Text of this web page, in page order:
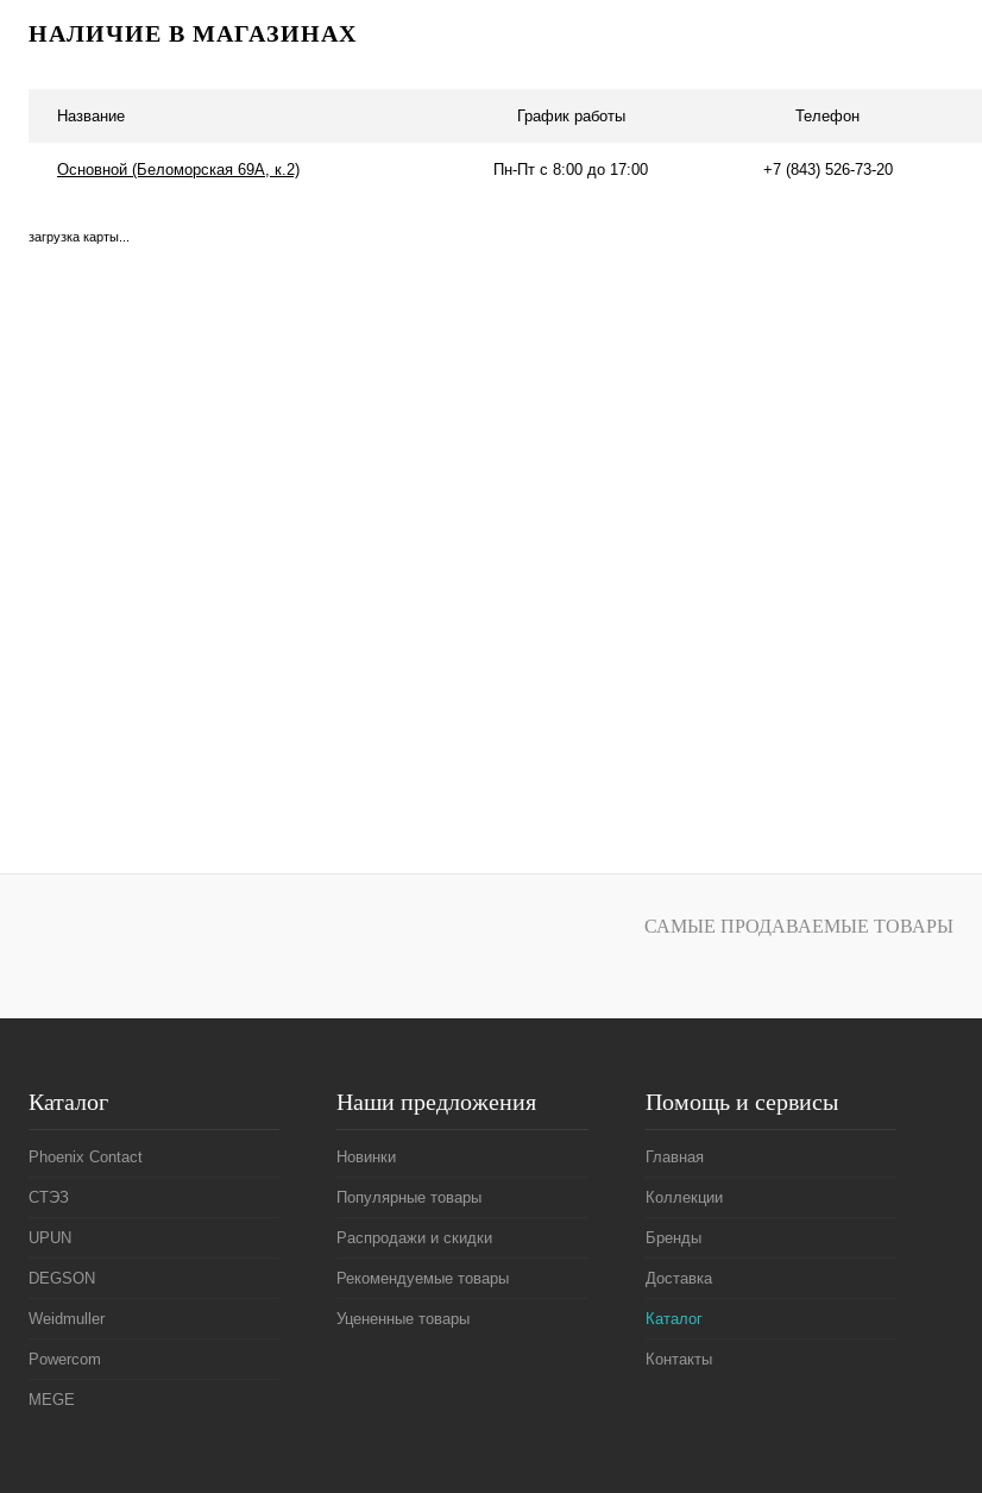
НАЛИЧИЕ В МАГАЗИНАХ
Название График работы Телефон
Основной (Беломорская 69А, к.2) Пн-Пт с 8:00 до 17:00 +7 (843) 526-73-20
загрузка карты...
САМЫЕ ПРОДАВАЕМЫЕ ТОВАРЫ
Каталог
Phoenix Contact
СТЭЗ
UPUN
DEGSON
Weidmuller
Powercom
MEGE
Наши предложения
Новинки
Популярные товары
Распродажи и скидки
Рекомендуемые товары
Уцененные товары
Помощь и сервисы
Главная
Коллекции
Бренды
Доставка
Каталог
Контакты